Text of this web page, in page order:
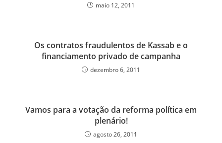
maio 12, 2011
Os contratos fraudulentos de Kassab e o
financiamento privado de campanha
dezembro 6, 2011
Vamos para a votação da reforma política em
plenário!
agosto 26, 2011